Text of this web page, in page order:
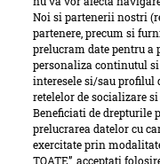
Noi si partenerii nostri
partenere, precum si
prelucram date pentru a
personaliza continutul
interesele si/sau profilul
retelelor de socializare
Beneficiati de drepturile
prelucrarea datelor cu
exercitate prin
TOATE”, acceptati